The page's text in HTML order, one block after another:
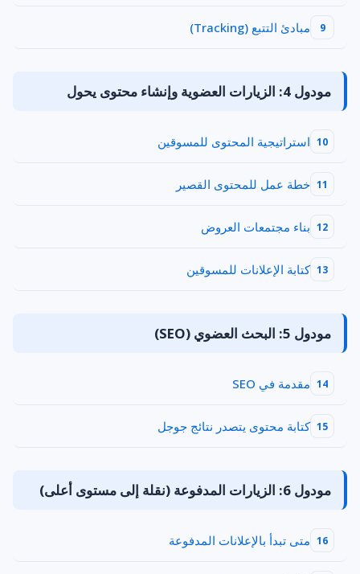
9 مبادئ التتبع (Tracking)
مودول 4: الزيارات العضوية وإنشاء محتوى يحول
10 استراتيجية المحتوى للمسوقين
11 خطة عمل للمحتوى القصير
12 بناء مجتمعات العروض
13 كتابة الإعلانات للمسوقين
مودول 5: البحث العضوي (SEO)
14 مقدمة في SEO
15 كتابة محتوى يتصدر نتائج جوجل
مودول 6: الزيارات المدفوعة (نقلة إلى مستوى أعلى)
16 متى تبدأ بالإعلانات المدفوعة